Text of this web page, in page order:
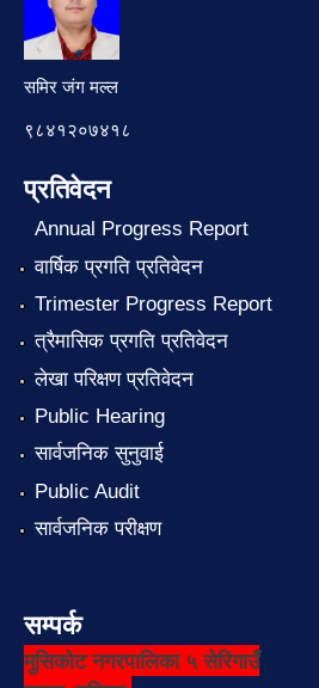
समिर जंग मल्ल
९८४१२०७४१८
प्रतिवेदन
Annual Progress Report
वार्षिक प्रगति प्रतिवेदन
Trimester Progress Report
त्रैमासिक प्रगति प्रतिवेदन
लेखा परिक्षण प्रतिवेदन
Public Hearing
सार्वजनिक सुनुवाई
Public Audit
सार्वजनिक परीक्षण
सम्पर्क
मुसिकोट नगरपालिका ५ सेरिगाउँ